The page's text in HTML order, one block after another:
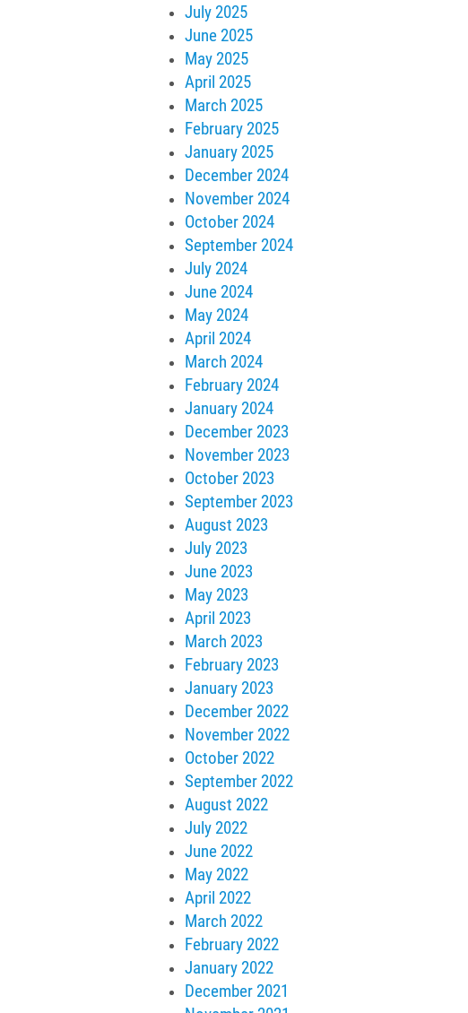
July 2025
June 2025
May 2025
April 2025
March 2025
February 2025
January 2025
December 2024
November 2024
October 2024
September 2024
July 2024
June 2024
May 2024
April 2024
March 2024
February 2024
January 2024
December 2023
November 2023
October 2023
September 2023
August 2023
July 2023
June 2023
May 2023
April 2023
March 2023
February 2023
January 2023
December 2022
November 2022
October 2022
September 2022
August 2022
July 2022
June 2022
May 2022
April 2022
March 2022
February 2022
January 2022
December 2021